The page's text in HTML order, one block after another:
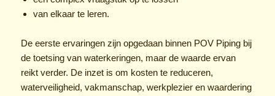
van elkaar te leren.
De eerste ervaringen zijn opgedaan binnen POV Piping bij
de toetsing van waterkeringen, maar de waarde ervan
reikt verder. De inzet is om kosten te reduceren,
waterveiligheid, vakmanschap, werkplezier en waardering